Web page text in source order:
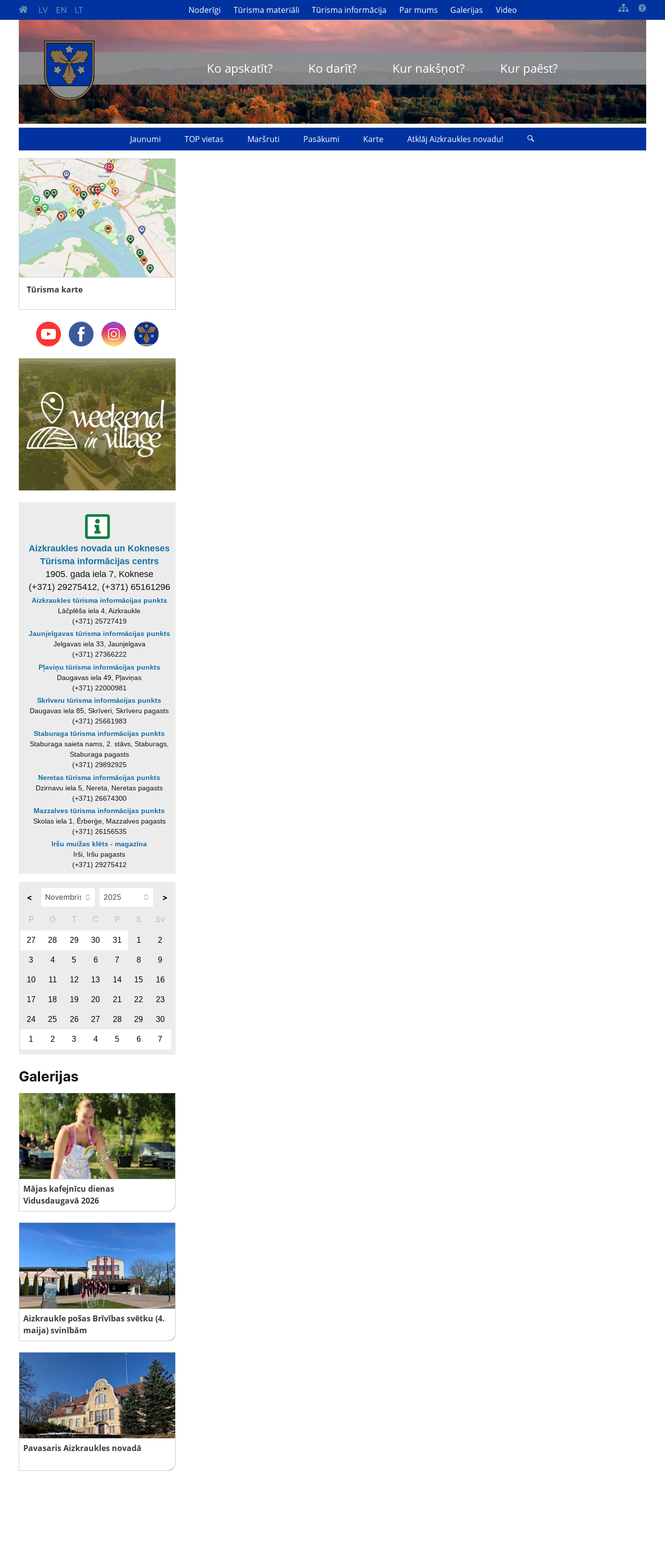
LV EN LT Noderīgi Tūrisma materiāli Tūrisma informācija Par mums Galerijas Video
Ko apskatīt? Ko darīt? Kur nakšņot? Kur paēst?
Jaunumi TOP vietas Maršruti Pasākumi Karte Atklāj Aizkraukles novadu!
Tūrisma karte
Aizkraukles novada un Kokneses
Tūrisma informācijas centrs
1905. gada iela 7, Koknese
(+371) 29275412, (+371) 65161296
Aizkraukles tūrisma informācijas punkts
Lāčplēša iela 4, Aizkraukle
(+371) 25727419
Jaunjelgavas tūrisma informācijas punkts
Jelgavas iela 33, Jaunjelgava
(+371) 27366222
Pļaviņu tūrisma informācijas punkts
Daugavas iela 49, Pļaviņas
(+371) 22000981
Skrīveru tūrisma informācijas punkts
Daugavas iela 85, Skrīveri, Skrīveru pagasts
(+371) 25661983
Staburaga tūrisma informācijas punkts
Staburaga saieta nams, 2. stāvs, Staburags,
Staburaga pagasts
(+371) 29892925
Neretas tūrisma informācijas punkts
Dzirnavu iela 5, Nereta, Neretas pagasts
(+371) 26674300
Mazzalves tūrisma informācijas punkts
Skolas iela 1, Ērberģe, Mazzalves pagasts
(+371) 26156535
Iršu muižas klēts - magazīna
Irši, Iršu pagasts
(+371) 29275412
< >
P O T C P S Sv
27 28 29 30 31 1 2
3 4 5 6 7 8 9
10 11 12 13 14 15 16
17 18 19 20 21 22 23
24 25 26 27 28 29 30
1 2 3 4 5 6 7
Galerijas
Mājas kafejnīcu dienas
Vidusdaugavā 2026
Aizkraukle pošas Brīvības svētku (4.
maija) svinībām
Pavasaris Aizkraukles novadā